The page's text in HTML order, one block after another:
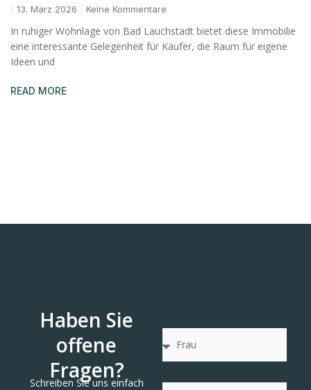
13. März 2026 Keine Kommentare
In ruhiger Wohnlage von Bad Lauchstädt bietet diese Immobilie
eine interessante Gelegenheit für Käufer, die Raum für eigene
Ideen und
READ MORE
Haben Sie
offene
Fragen?
Schreiben Sie uns einfach